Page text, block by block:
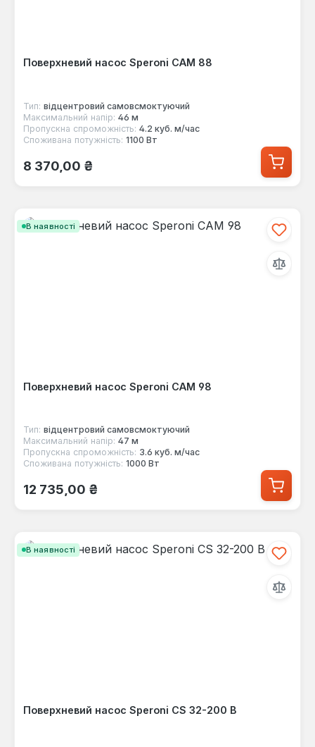
Поверхневий насос Speroni CAM 88
Тип: відцентровий самовсмоктуючий
Максимальний напір: 46 м
Пропускна спроможність: 4.2 куб. м/час
Споживана потужність: 1100 Вт
Звичайна ціна:
8 370,00 ₴
В наявності
Поверхневий насос Speroni CAM 98
Тип: відцентровий самовсмоктуючий
Максимальний напір: 47 м
Пропускна спроможність: 3.6 куб. м/час
Споживана потужність: 1000 Вт
Звичайна ціна:
12 735,00 ₴
В наявності
Поверхневий насос Speroni CS 32-200 B